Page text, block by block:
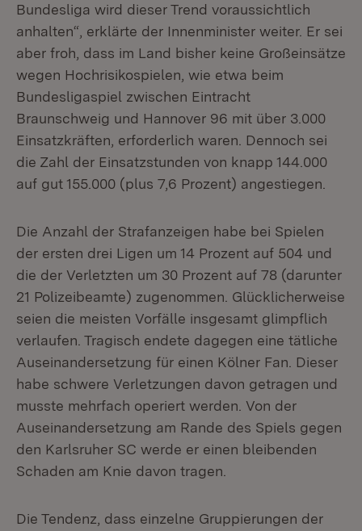
Bundesliga wird dieser Trend voraussichtlich
anhalten“, erklärte der Innenminister weiter. Er sei
aber froh, dass im Land bisher keine Großeinsätze
wegen Hochrisikospielen, wie etwa beim
Bundesligaspiel zwischen Eintracht
Braunschweig und Hannover 96 mit über 3.000
Einsatzkräften, erforderlich waren. Dennoch sei
die Zahl der Einsatzstunden von knapp 144.000
auf gut 155.000 (plus 7,6 Prozent) angestiegen.
Die Anzahl der Strafanzeigen habe bei Spielen
der ersten drei Ligen um 14 Prozent auf 504 und
die der Verletzten um 30 Prozent auf 78 (darunter
21 Polizeibeamte) zugenommen. Glücklicherweise
seien die meisten Vorfälle insgesamt glimpflich
verlaufen. Tragisch endete dagegen eine tätliche
Auseinandersetzung für einen Kölner Fan. Dieser
habe schwere Verletzungen davon getragen und
musste mehrfach operiert werden. Von der
Auseinandersetzung am Rande des Spiels gegen
den Karlsruher SC werde er einen bleibenden
Schaden am Knie davon tragen.
Die Tendenz, dass einzelne Gruppierungen der